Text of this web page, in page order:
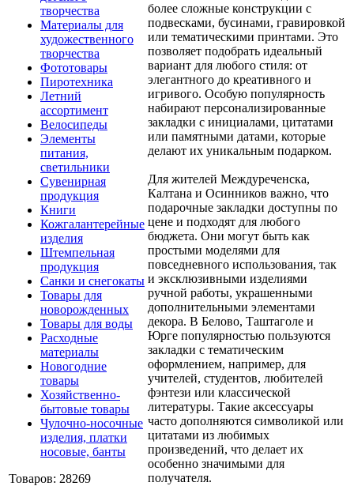
творчества
Материалы для
художественного
творчества
Фототовары
Пиротехника
Летний
ассортимент
Велосипеды
Элементы
питания,
светильники
Сувенирная
продукция
Книги
Кожгалантерейные
изделия
Штемпельная
продукция
Санки и снегокаты
Товары для
новорожденных
Товары для воды
Расходные
материалы
Новогодние
товары
Хозяйственно-
бытовые товары
Чулочно-носочные
изделия, платки
носовые, банты
Товаров: 28269
более сложные конструкции с
подвесками, бусинами, гравировкой
или тематическими принтами. Это
позволяет подобрать идеальный
вариант для любого стиля: от
элегантного до креативного и
игривого. Особую популярность
набирают персонализированные
закладки с инициалами, цитатами
или памятными датами, которые
делают их уникальным подарком.
Для жителей Междуреченска,
Калтана и Осинников важно, что
подарочные закладки доступны по
цене и подходят для любого
бюджета. Они могут быть как
простыми моделями для
повседневного использования, так
и эксклюзивными изделиями
ручной работы, украшенными
дополнительными элементами
декора. В Белово, Таштаголе и
Юрге популярностью пользуются
закладки с тематическим
оформлением, например, для
учителей, студентов, любителей
фэнтези или классической
литературы. Такие аксессуары
часто дополняются символикой или
цитатами из любимых
произведений, что делает их
особенно значимыми для
получателя.